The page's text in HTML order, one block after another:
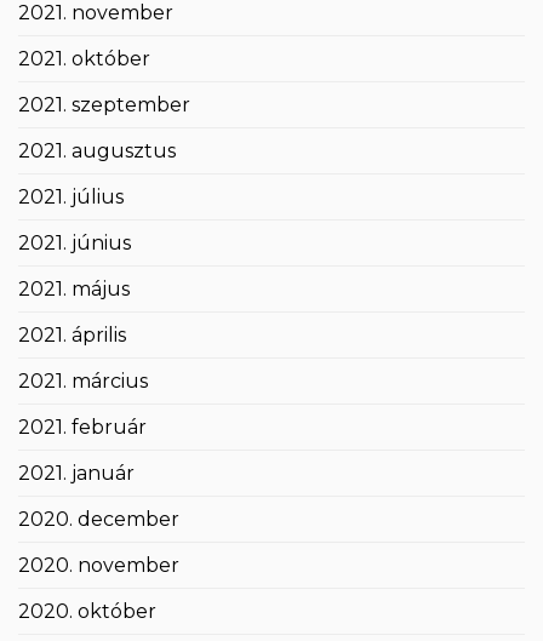
2021. november
2021. október
2021. szeptember
2021. augusztus
2021. július
2021. június
2021. május
2021. április
2021. március
2021. február
2021. január
2020. december
2020. november
2020. október